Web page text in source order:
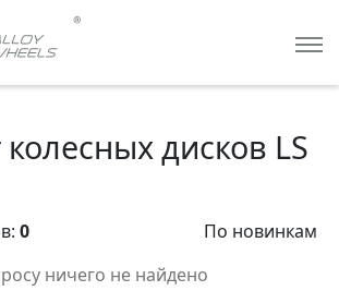
колесных дисков LS
0
По новинкам
ничего не найдено